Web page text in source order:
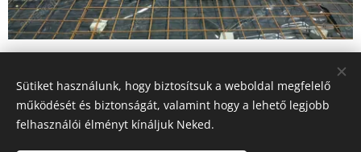
Energocell® üveghab granulátumból hőszigetelő
réteget alakítottak ki a sávalapok között. A 30 cm-es
tömörített rétegvastagság biztosítja a kiváló
Sütiket használunk, hogy biztosítsuk a weboldal megfelelő
működését és biztonságát, valamint hogy a lehető legjobb
felhasználói élményt kínáljuk Neked.